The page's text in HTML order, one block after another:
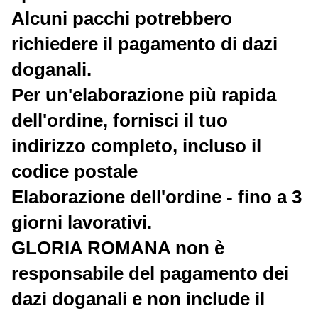
Alcuni pacchi potrebbero
richiedere il pagamento di dazi
doganali.
Per un'elaborazione più rapida
dell'ordine, fornisci il tuo
indirizzo completo, incluso il
codice postale
Elaborazione dell'ordine - fino a 3
giorni lavorativi.
GLORIA ROMANA non è
responsabile del pagamento dei
dazi doganali e non include il